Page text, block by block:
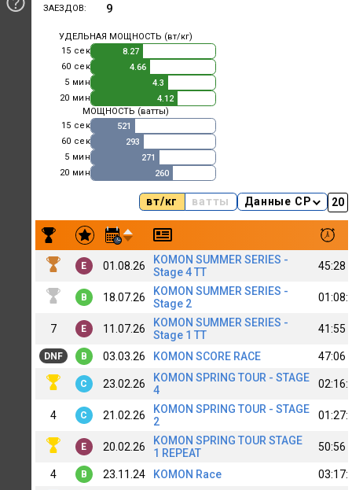
ЗАЕЗДОВ 9
УДЕЛЬНАЯ МОЩНОСТЬ (вт/кг)
15 сек
8.27
60 сек
4.66
5 мин
4.3
20 мин
4.12
МОЩНОСТЬ (ватты)
15 сек
521
60 сек
293
5 мин
271
20 мин
260
вт/кг ватты Данные CP
Результаты заездов Andrei Antonov [B]
E 01.08.26
KOMON SUMMER SERIES -
Stage 4 TT
45:28
B 18.07.26
KOMON SUMMER SERIES -
Stage 2
7 E 11.07.26
KOMON SUMMER SERIES -
Stage 1 TT
41:55
DNF B 03.03.26 KOMON SCORE RACE 47:06
C 23.02.26
KOMON SPRING TOUR - STAGE
4
4 C 21.02.26
KOMON SPRING TOUR - STAGE
2
E 20.02.26
KOMON SPRING TOUR STAGE
1 REPEAT
50:56
4 B 23.11.24 KOMON Race